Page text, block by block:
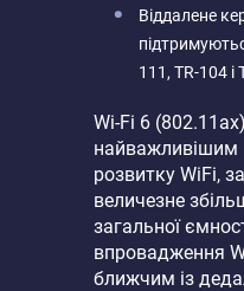
Віддалене
111, TR-104 і
Wi-Fi 6
найважливішим
розвитку WiFi,
величезне
загальної
впровадження
ближчим із